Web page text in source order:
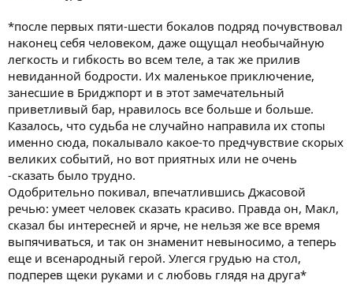
*после первых пяти-шести бокалов подряд почувствовал
наконец себя человеком, даже ощущал необычайную
легкость и гибкость во всем теле, а так же прилив
невиданной бодрости. Их маленькое приключение,
занесшие в Бриджпорт и в этот замечательный
приветливый бар, нравилось все больше и больше.
Казалось, что судьба не случайно направила их стопы
именно сюда, покалывало какое-то предчувствие скорых
великих событий, но вот приятных или не очень
-сказать было трудно.
Одобрительно покивал, впечатлившись Джасовой
речью: умеет человек сказать красиво. Правда он, Макл,
сказал бы интересней и ярче, не нельзя же все время
выпячиваться, и так он знаменит невыносимо, а теперь
еще и всенародный герой. Улегся грудью на стол,
подперев щеки руками и с любовь глядя на друга*